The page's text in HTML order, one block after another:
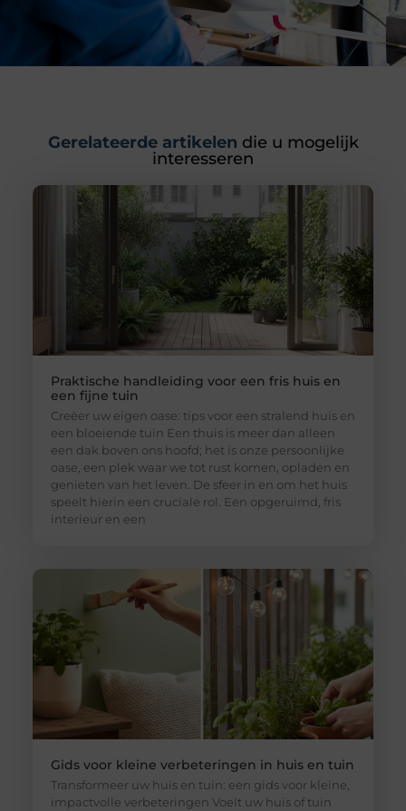
Gerelateerde artikelen die u mogelijk
interesseren
Praktische handleiding voor een fris huis en
een fijne tuin
Creëer uw eigen oase: tips voor een stralend huis en
een bloeiende tuin Een thuis is meer dan alleen
een dak boven ons hoofd; het is onze persoonlijke
oase, een plek waar we tot rust komen, opladen en
genieten van het leven. De sfeer in en om het huis
speelt hierin een cruciale rol. Een opgeruimd, fris
interieur en een
Gids voor kleine verbeteringen in huis en tuin
Transformeer uw huis en tuin: een gids voor kleine,
impactvolle verbeteringen Voelt uw huis of tuin